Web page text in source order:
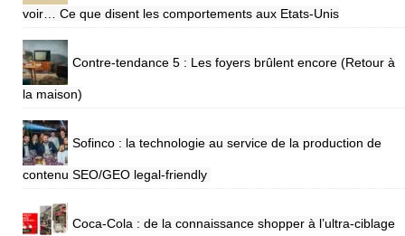
voir… Ce que disent les comportements aux Etats-Unis
Contre-tendance 5 : Les foyers brûlent encore (Retour à
la maison)
Sofinco : la technologie au service de la production de
contenu SEO/GEO legal-friendly
Coca-Cola : de la connaissance shopper à l’ultra-ciblage